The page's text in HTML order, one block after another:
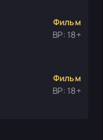
Фильм
ВР: 18+
Фильм
ВР: 18+